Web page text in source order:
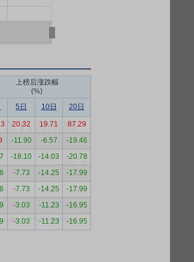
上榜后涨跌幅
(%)
5日 10日 20日
20.32 19.71
87.29
-11.90 -6.57
-19.46
-18.10 -14.03
-20.78
-7.73 -14.25
-17.99
-7.73 -14.25
-17.99
-3.03 -11.23
-16.95
-3.03 -11.23 -16.95